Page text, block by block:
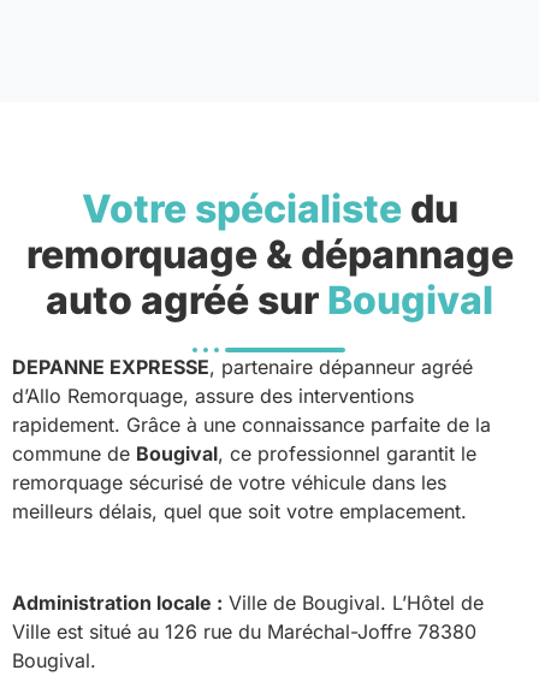
Votre spécialistedu
remorquage & dépannage
auto agréé sur Bougival
DEPANNE EXPRESSE, partenaire dépanneur agréé
d’Allo Remorquage, assure des interventions
rapidement. Grâce à une connaissance parfaite de la
commune de Bougival, ce professionnel garantit le
remorquage sécurisé de votre véhicule dans les
meilleurs délais, quel que soit votre emplacement.
Administration locale : Ville de Bougival. L’Hôtel de
Ville est situé au 126 rue du Maréchal-Joffre 78380
Bougival.